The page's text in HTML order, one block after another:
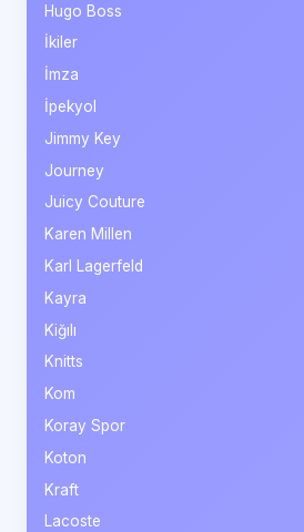
Hugo Boss
İkiler
İmza
İpekyol
Jimmy Key
Journey
Juicy Couture
Karen Millen
Karl Lagerfeld
Kayra
Kiğılı
Knitts
Kom
Koray Spor
Koton
Kraft
Lacoste